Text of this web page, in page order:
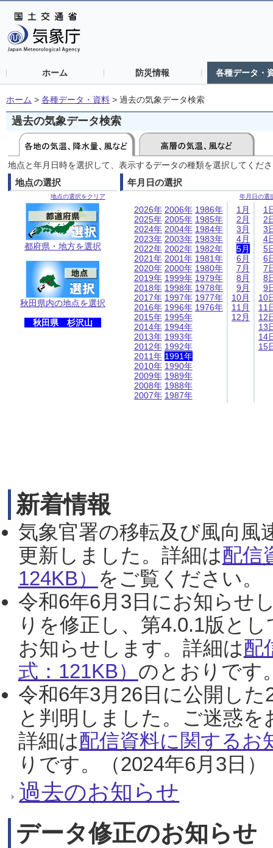
ホーム 防災情報 各種データ・
ホーム > 各種データ・資料 > 過去の気象データ検索
過去の気象データ検索
地点と年月日時を選択して、表示するデータの種類を選択してくだ
地点の選択
地点の選択をクリア
都府県・地方を選択
秋田県内の地点を選択
秋田県 杉沢山
年月日の選択
年月日の選
2026年
2025年
2024年
2023年
2022年
2021年
2020年
2019年
2018年
2017年
2016年
2015年
2014年
2013年
2012年
2011年
2010年
2009年
2008年
2007年
2006年
2005年
2004年
2003年
2002年
2001年
2000年
1999年
1998年
1997年
1996年
1995年
1994年
1993年
1992年
1991年
1990年
1989年
1988年
1987年
1986年
1985年
1984年
1983年
1982年
1981年
1980年
1979年
1978年
1977年
1976年
1月
2月
3月
4月
5月
6月
7月
8月
9月
10月
11月
12月
1
2
3
4
5
6
7
8
9
10
11
12
13
14
15
新着情報
気象官署の移転及び風向風
更新しました。詳細は配信
124KB） をご覧ください。
令和6年6月3日にお知らせ
りを修正し、第4.0.1版と
お知らせします。詳細は配
式：121KB） のとおりです
令和6年3月26日に公開し
と判明しました。ご迷惑
詳細は配信資料に関するお
りです。（2024年6月3日）
過去のお知らせ
データ修正のお知らせ